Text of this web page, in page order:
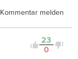
Kommentar melden
23
0